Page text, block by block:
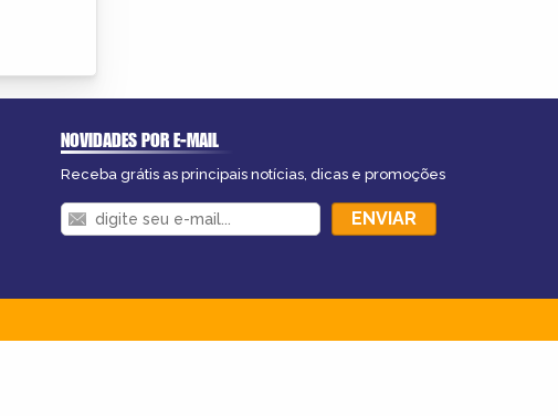
NOVIDADES POR E-MAIL
Receba grátis as principais notícias, dicas e promoções